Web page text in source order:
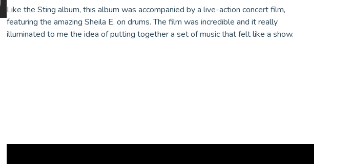
Like the Sting album, this album was accompanied by a live-action concert film,
featuring the amazing Sheila E. on drums. The film was incredible and it really
illuminated to me the idea of putting together a set of music that felt like a show.